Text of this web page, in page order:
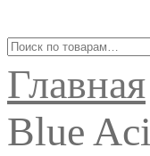
Главная
Blue